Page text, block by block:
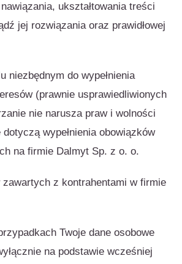
ukształtowania treści
jej rozwiązania oraz prawidłowej
niezbędnym do wypełnienia
(prawnie usprawiedliwionych
nie narusza praw i wolności
wypełnienia obowiązków
na firmie Dalmyt Sp. z o. o.
z kontrahentami w firmie
Twoje dane osobowe
na podstawie wcześniej